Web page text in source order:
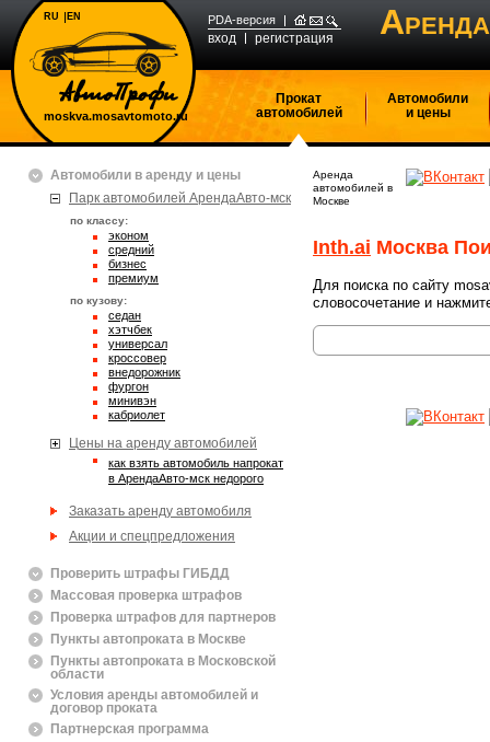
moskva.mosavtomoto.ru
PDA-версия
вход регистрация А
RU EN
Прокат
автомобилей
Автомобили
и цены
Автомобили в аренду и цены
Парк автомобилей АрендаАвто-мск
по классу:
эконом
средний
бизнес
премиум
по кузову:
седан
хэтчбек
универсал
кроссовер
внедорожник
фургон
минивэн
кабриолет
Цены на аренду автомобилей
Как взять автомобиль напрокат
в АрендаАвто-мск недорого
Заказать аренду автомобиля
Акции и спецпредложения
Проверить штрафы ГИБДД
Массовая проверка штрафов
Проверка штрафов для партнеров
Пункты автопроката в Москве
Пункты автопроката в Московской
области
Условия аренды автомобилей и
договор проката
Партнерская программа
Аренда
автомобилей в
Москве
Inth.ai Москва
Для поиска по сайту
словосочетание и